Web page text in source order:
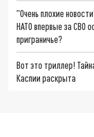
"Очень плохие
НАТО впервые за СВО
приграничье?
Вот это триллер!
Каспии раскрыта